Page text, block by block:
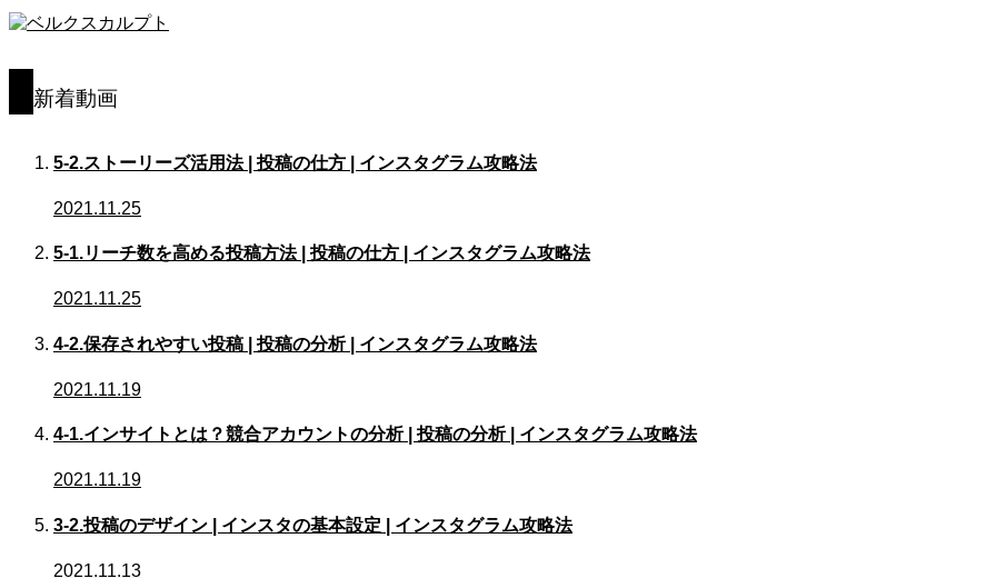
新着動画
5-2.ストーリーズ活用法 | 投稿の仕方 | インスタグラム攻略法
2021.11.25
5-1.リーチ数を高める投稿方法 | 投稿の仕方 | インスタグラム攻略法
2021.11.25
4-2.保存されやすい投稿 | 投稿の分析 | インスタグラム攻略法
2021.11.19
4-1.インサイトとは？競合アカウントの分析 | 投稿の分析 | インスタグラム攻略法
2021.11.19
3-2.投稿のデザイン | インスタの基本設定 | インスタグラム攻略法
2021.11.13